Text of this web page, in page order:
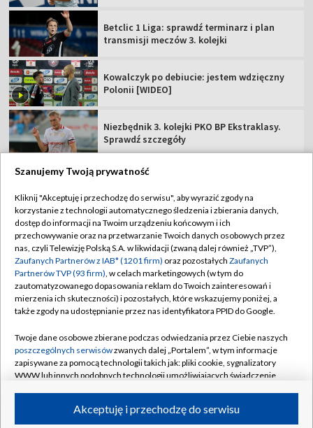
Betclic 1 Liga: sprawdź terminarz i plan
transmisji meczów 3. kolejki
Kowalczyk po debiucie: jestem wdzięczny
Polonii [WIDEO]
Niezbędnik 3. kolejki PKO BP Ekstraklasy.
Sprawdź szczegóły
TVP
Abonament TVP
Sklep TVP
Biuro Reklamy
Oferta Handlowa
Emisja w TVP
Rada Programowa
Ogłoszenia przetargowe
Akademia Telewizyjna
Regulamin TVP
Polityka prywatności
Moje zgody
Biuro reklamy
Kanały
©2026 Telewizja Polska Spółka Akcyjna w likwidacji
Szanujemy Twoją prywatność
Kliknij "Akceptuję i przechodzę do serwisu", aby wyrazić zgody na
korzystanie z technologii automatycznego śledzenia i zbierania danych,
dostęp do informacji na Twoim urządzeniu końcowym i ich
przechowywanie oraz na przetwarzanie Twoich danych osobowych przez
nas, czyli Telewizję Polską S.A. w likwidacji (zwaną dalej również „TVP”),
Zaufanych Partnerów z IAB* (1201 firm) oraz pozostałych Zaufanych
Partnerów TVP (93 firm), w celach marketingowych (w tym do
zautomatyzowanego dopasowania reklam do Twoich zainteresowań i
mierzenia ich skuteczności) i pozostałych, które wskazujemy poniżej, a
także zgody na udostępnianie przez nas identyfikatora PPID do Google.
Twoje dane osobowe zbierane podczas odwiedzania przez Ciebie naszych
poszczególnych serwisówzwanych dalej „Portalem”, w tym informacje
zapisywane za pomocą technologii takich jak: pliki cookie, sygnalizatory
WWW lub innych podobnych technologii umożliwiających świadczenie
ruchu w Internecie.Akceptuję i przechodzę do serwisu